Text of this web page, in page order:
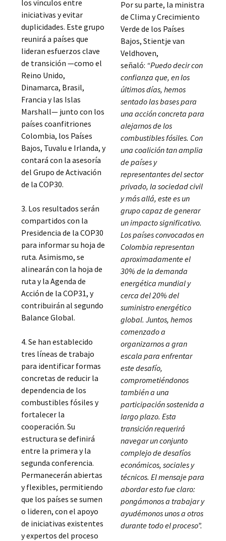
los vínculos entre
iniciativas y evitar
duplicidades. Este grupo
reunirá a países que
lideran esfuerzos clave
de transición —como el
Reino Unido,
Dinamarca, Brasil,
Francia y las Islas
Marshall— junto con los
países coanfitriones
Colombia, los Países
Bajos, Tuvalu e Irlanda, y
contará con la asesoría
del Grupo de Activación
de la COP30.
3. Los resultados serán
compartidos con la
Presidencia de la COP30
para informar su hoja de
ruta. Asimismo, se
alinearán con la hoja de
ruta y la Agenda de
Acción de la COP31, y
contribuirán al segundo
Balance Global.
4. Se han establecido
tres líneas de trabajo
para identificar formas
concretas de reducir la
dependencia de los
combustibles fósiles y
fortalecer la
cooperación. Su
estructura se definirá
entre la primera y la
segunda conferencia.
Permanecerán abiertas
y flexibles, permitiendo
que los países se sumen
o lideren, con el apoyo
de iniciativas existentes
y expertos del proceso
Por su parte, la ministra
de Clima y Crecimiento
Verde de los Países
Bajos, Stientje van
Veldhoven,
señaló: “Puedo decir con
confianza que, en los
últimos días, hemos
sentado las bases para
una acción concreta para
alejarnos de los
combustibles fósiles. Con
una coalición tan amplia
de países y
representantes del sector
privado, la sociedad civil
y más allá, este es un
grupo capaz de generar
un impacto significativo.
Los países convocados en
Colombia representan
aproximadamente el
30% de la demanda
energética mundial y
cerca del 20% del
suministro energético
global. Juntos, hemos
comenzado a
organizarnos a gran
escala para enfrentar
este desafío,
comprometiéndonos
también a una
participación sostenida a
largo plazo. Esta
transición requerirá
navegar un conjunto
complejo de desafíos
económicos, sociales y
técnicos. El mensaje para
abordar esto fue claro:
pongámonos a trabajar y
ayudémonos unos a otros
durante todo el proceso”.